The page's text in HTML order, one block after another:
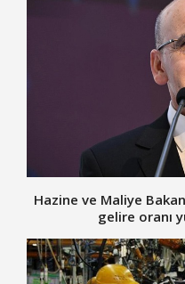
Hazine ve Maliye
gelire oranı